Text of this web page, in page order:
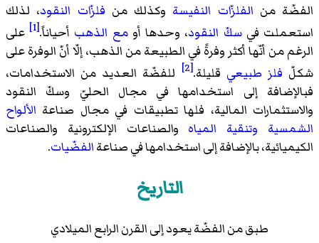
الفضّة من الفلزّات النفيسة وكذلك من فلزّات النقود، لذلك
استعملت فيسكّ النقود، وحدها أومع الذهب أحياناً.[1]
على
الرغم من أنّها أكثر وفرةً في الطبيعة من الذهب، إلّا أنّ الوفرة على
شكلّ فلز طبيعي قليلة.[2]
للفضّة العديد من الاستخدامات،
فبالإضافة إلى استخدامها في مجال الحليّ وسكّ النقود
والاستثمارات المالية، فلها تطبيقات في مجال صناعة الألواح
الشمسية
وتنقية المياه والصناعات الإلكترونية والصناعات
الكيميائية، بالإضافة إلى استخدامها في صناعةالفضّيات.
التاريخ
طبق من الفضّة يعود إلى القرن الرابع الميلادي